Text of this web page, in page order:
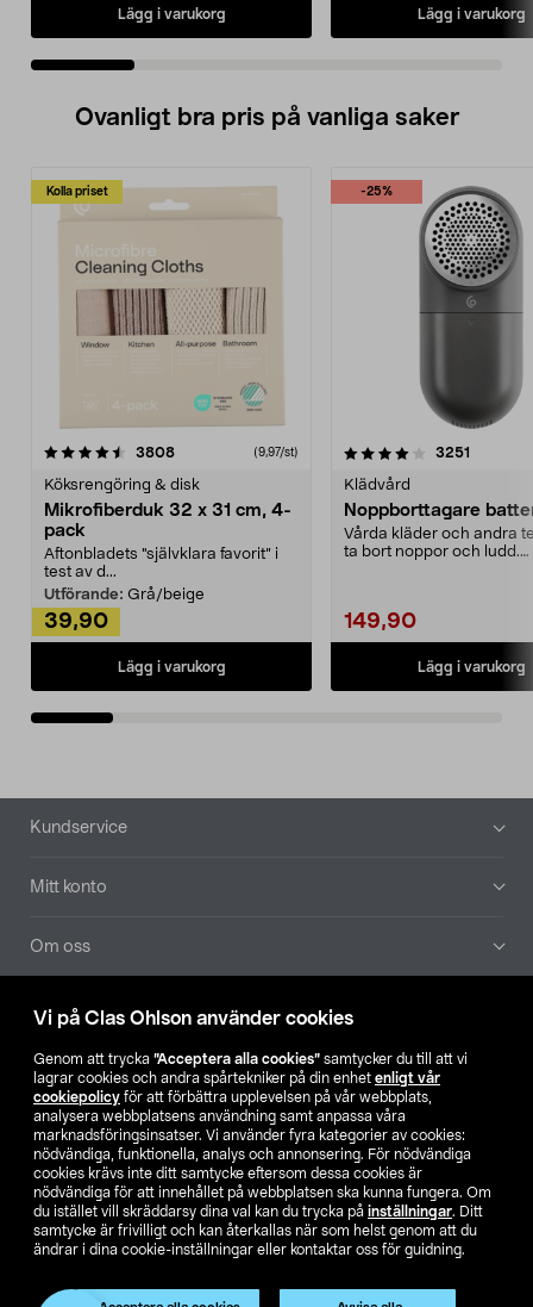
Vi på Clas Ohlson använder cookies
Genom att trycka ”Acceptera alla cookies” samtycker du till att vi
lagrar cookies och andra spårtekniker på din enhet enligt vår
cookiepolicy för att förbättra upplevelsen på vår webbplats,
analysera webbplatsens användning samt anpassa våra
marknadsföringsinsatser. Vi använder fyra kategorier av cookies:
nödvändiga, funktionella, analys och annonsering. För nödvändiga
cookies krävs inte ditt samtycke eftersom dessa cookies är
nödvändiga för att innehållet på webbplatsen ska kunna fungera. Om
du istället vill skräddarsy dina val kan du trycka på inställningar. Ditt
samtycke är frivilligt och kan återkallas när som helst genom att du
ändrar i dina cookie-inställningar eller kontaktar oss för guidning.
Lägg i varukorg Lägg i varukorg
Ovanligt bra pris på vanliga saker
Kolla priset
3808recensioner (9,97/st)
Köksrengöring & disk
Mikrofiberduk 32 x 31 cm, 4-
pack
Aftonbladets "självklara favorit” i
test av d...
Utförande: Grå/beige
39,90
Lägg i varukorg
-25%
4.0av 5 stjärnor 3251
Klädvård
Noppborttagare
Vårda kläder och andra
ta bort noppor och ludd.
149,90
Lägg i varukorg
4.5av 5 stjärnor
Sidfot
Kundservice
Mitt konto
Om oss
Aktuellt
Våra bolag
Hitta butik
SE NO FI